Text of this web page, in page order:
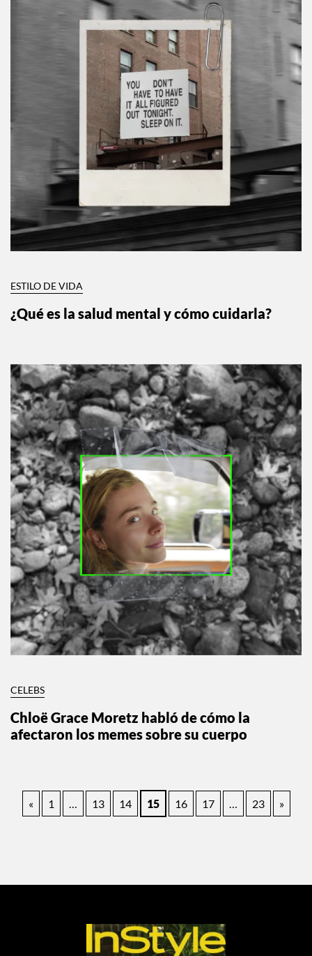
ESTILO DE VIDA
¿Qué es la salud mental y cómo cuidarla?
CELEBS
Chloë Grace Moretz habló de cómo la
afectaron los memes sobre su cuerpo
Paginación
« 1 … 13 14 15 16 17 … 23 »